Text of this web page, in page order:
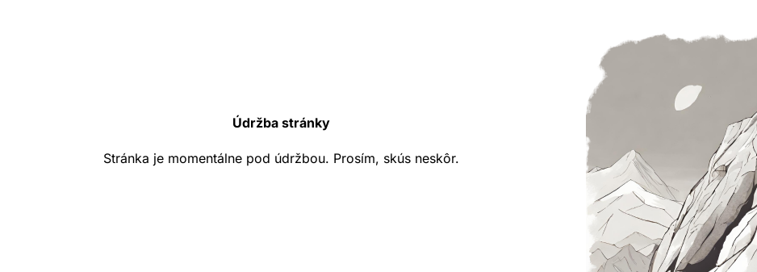
Údržba stránky
Stránka je momentálne pod údržbou. Prosím, skús neskôr.